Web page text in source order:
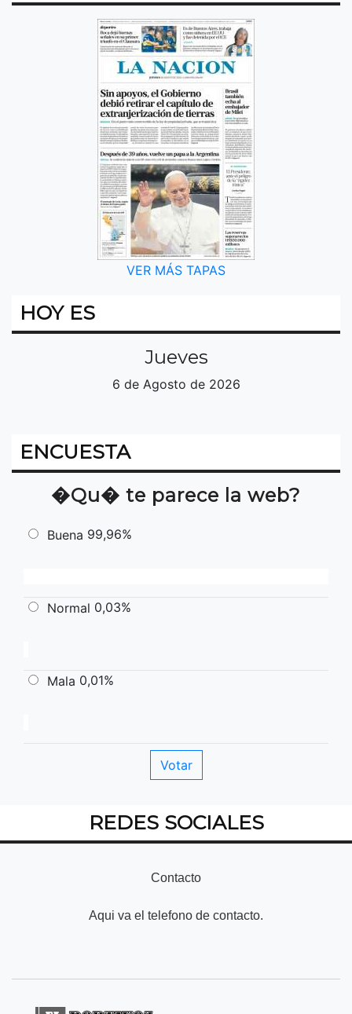
VER MÁS TAPAS
HOY ES
Jueves
6 de Agosto de 2026
ENCUESTA
�Qu� te parece la web?
Buena 99,96%
Normal 0,03%
Mala 0,01%
REDES SOCIALES
Contacto
Aqui va el telefono de contacto.